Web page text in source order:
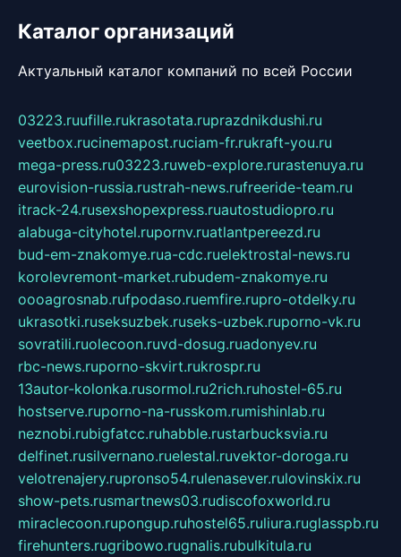
Каталог организаций
Актуальный каталог компаний по всей России
03223.ruufille.rukrasotata.ruprazdnikdushi.ru
veetbox.rucinemapost.ruciam-fr.rukraft-you.ru
mega-press.ru03223.ruweb-explore.rurastenuya.ru
eurovision-russia.rustrah-news.rufreeride-team.ru
itrack-24.rusexshopexpress.ruautostudiopro.ru
alabuga-cityhotel.rupornv.ruatlantpereezd.ru
bud-em-znakomye.rua-cdc.ruelektrostal-news.ru
korolevremont-market.rubudem-znakomye.ru
oooagrosnab.rufpodaso.ruemfire.rupro-otdelky.ru
ukrasotki.ruseksuzbek.ruseks-uzbek.ruporno-vk.ru
sovratili.ruolecoon.ruvd-dosug.ruadonyev.ru
rbc-news.ruporno-skvirt.rukrospr.ru
13autor-kolonka.rusormol.ru2rich.ruhostel-65.ru
hostserve.ruporno-na-russkom.rumishinlab.ru
neznobi.rubigfatcc.ruhabble.rustarbucksvia.ru
delfinet.rusilvernano.ruelestal.ruvektor-doroga.ru
velotrenajery.rupronso54.rulenasever.rulovinskix.ru
show-pets.rusmartnews03.rudiscofoxworld.ru
miraclecoon.rupongup.ruhostel65.ruliura.ruglasspb.ru
firehunters.rugribowo.rugnalis.rubulkitula.ru